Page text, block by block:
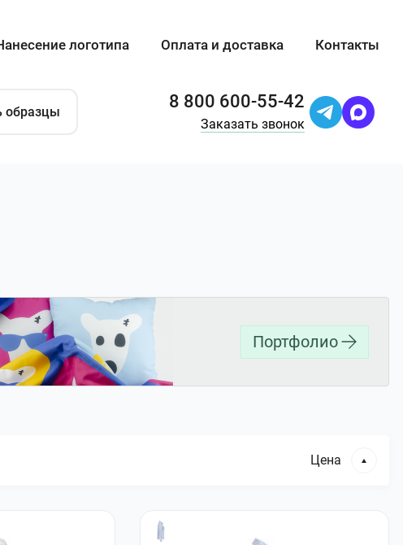
логотипа Оплата и доставка Контакты
образцы 8 800 600-55-42
Заказать звонок
Портфолио
Цена